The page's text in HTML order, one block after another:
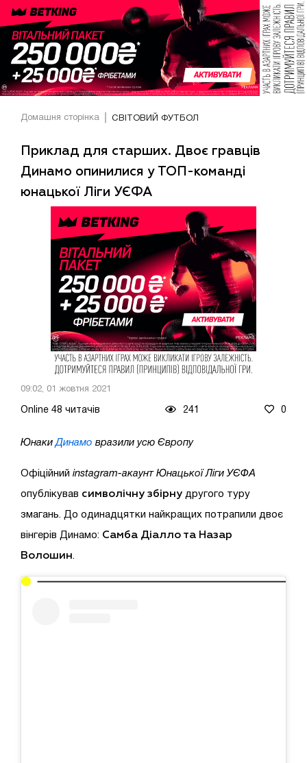
Домашня сторінка СВІТОВИЙ ФУТБОЛ
Приклад для старших. Двоє гравців
Динамо опинилися у ТОП-команді
юнацької Ліги УЄФА
09:02, 01 жовтня 2021
Online 48 читачів 241 0
ЮнакиДинамо вразили усю Європу
Офіційний instagram-акаунт Юнацької Ліги УЄФА
опублікував символічну збірну другого туру
змагань. До одинадцятки найкращих потрапили двоє
вінгерів Динамо: Самба Діалло та Назар
Волошин